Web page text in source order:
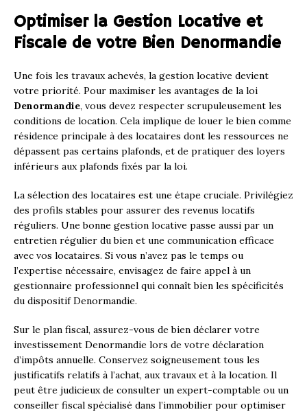
Optimiser la Gestion Locative et
Fiscale de votre Bien Denormandie
Une fois les travaux achevés, la gestion locative devient
votre priorité. Pour maximiser les avantages de la loi
Denormandie, vous devez respecter scrupuleusement les
conditions de location. Cela implique de louer le bien comme
résidence principale à des locataires dont les ressources ne
dépassent pas certains plafonds, et de pratiquer des loyers
inférieurs aux plafonds fixés par la loi.
La sélection des locataires est une étape cruciale. Privilégiez
des profils stables pour assurer des revenus locatifs
réguliers. Une bonne gestion locative passe aussi par un
entretien régulier du bien et une communication efficace
avec vos locataires. Si vous n’avez pas le temps ou
l’expertise nécessaire, envisagez de faire appel à un
gestionnaire professionnel qui connaît bien les spécificités
du dispositif Denormandie.
Sur le plan fiscal, assurez-vous de bien déclarer votre
investissement Denormandie lors de votre déclaration
d’impôts annuelle. Conservez soigneusement tous les
justificatifs relatifs à l’achat, aux travaux et à la location. Il
peut être judicieux de consulter un expert-comptable ou un
conseiller fiscal spécialisé dans l’immobilier pour optimiser